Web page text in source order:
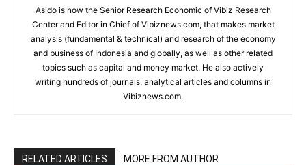
Asido is now the Senior Research Economic of Vibiz Research
Center and Editor in Chief of Vibiznews.com, that makes market
analysis (fundamental & technical) and research of the economy
and business of Indonesia and globally, as well as other related
topics such as capital and money market. He also actively
writing hundreds of journals, analytical articles and columns in
Vibiznews.com.
RELATED ARTICLES MORE FROM AUTHOR